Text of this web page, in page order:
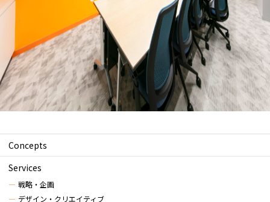
Concepts
Services
戦略・企画
デザイン・クリエイティブ